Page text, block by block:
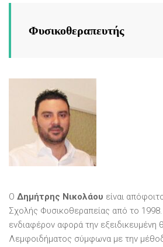
Φυσικοθεραπευτής
Ο Δημήτρης Νικολάου είναι
Σχολής Φυσικοθεραπείας από το 1998.
ενδιαφέρον αφορά την εξειδικευμένη
Λεμφοιδήματος σύμφωνα με την